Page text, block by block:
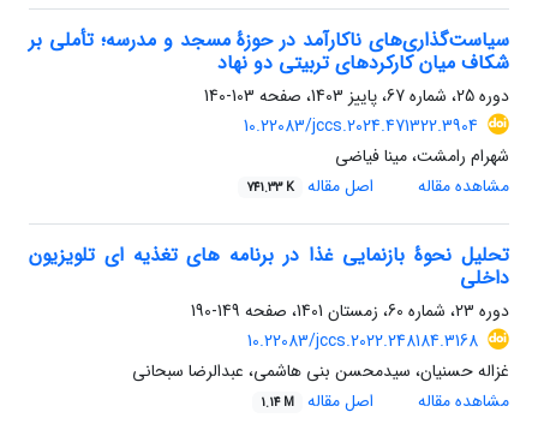
سیاست‌گذاری‌های ناکارآمد در حوزۀ مسجد و مدرسه؛ تأملی بر
شکاف میان کارکردهای تربیتی دو نهاد
دوره 25، شماره 67، پاییز 1403، صفحه
103-140
10.22083/jccs.2024.471322.3904
شهرام رامشت، مینا فیاضی
مشاهده مقاله
اصل مقاله 741.33 K
تحلیل نحوۀ بازنمایی غذا در برنامه های تغذیه ای تلویزیون
داخلی
دوره 23، شماره 60، زمستان 1401، صفحه
149-190
10.22083/jccs.2022.248184.3168
غزاله حسنیان، سیدمحسن بنی هاشمی، عبدالرضا سبحانی
مشاهده مقاله
اصل مقاله 1.14 M